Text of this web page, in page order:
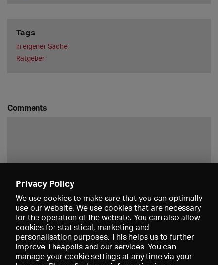
Tags
in eigener Sache
Ratgeber
Comments
Privacy Policy
We use cookies to make sure that you can optimally
use our website. We use cookies that are necessary
for the operation of the website. You can also allow
cookies for statistical, marketing and
personalisation purposes. This helps us to further
improve Theapolis and our services. You can
manage your cookie settings at any time via your